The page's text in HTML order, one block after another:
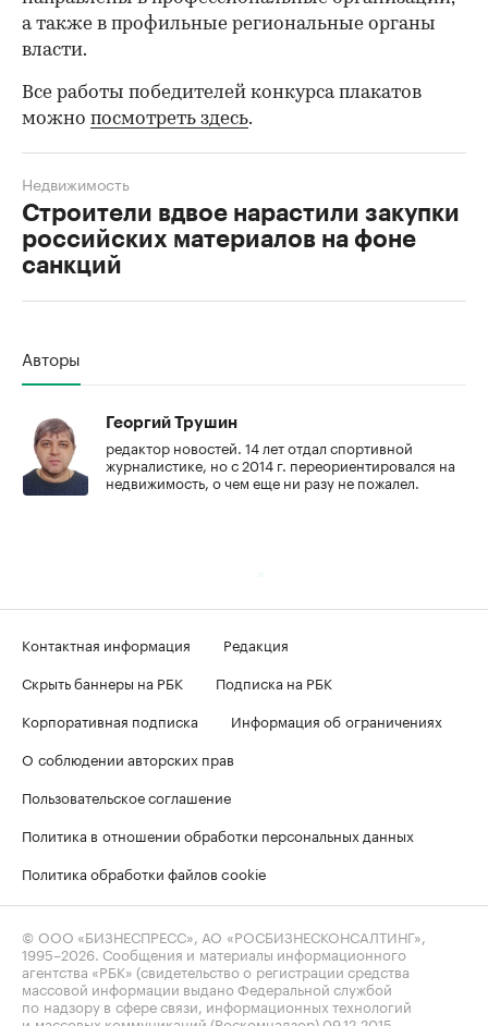
а также в профильные региональные органы
власти.
00:00 / 00:00
Все работы победителей конкурса плакатов
можно посмотреть здесь.
Строители вдвое нарастили закупки
российских материалов на фоне
санкций
Недвижимость
Авторы
Георгий Трушин
редактор новостей. 14 лет отдал спортивной
журналистике, но с 2014 г. переориентировался на
недвижимость, о чем еще ни разу не пожалел.
Контактная информация
Редакция
Скрыть баннеры на РБК
Подписка на РБК
Корпоративная подписка
Информация об ограничениях
О соблюдении авторских прав
Пользовательское соглашение
Политика в отношении обработки персональных данных
Политика обработки файлов cookie
© ООО «БИЗНЕСПРЕСС», АО «РОСБИЗНЕСКОНСАЛТИНГ»,
1995–2026. Сообщения и материалы информационного
агентства «РБК» (свидетельство о регистрации средства
массовой информации выдано Федеральной службой
по надзору в сфере связи, информационных технологий